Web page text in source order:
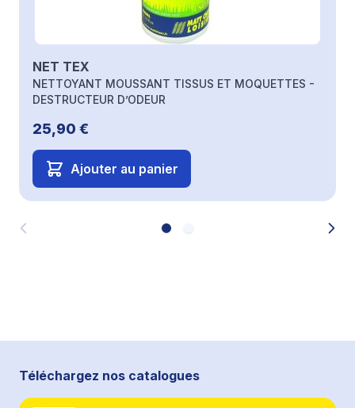
NET TEX
NETTOYANT MOUSSANT TISSUS ET MOQUETTES -
DESTRUCTEUR D’ODEUR
25,90 €
Ajouter au panier
Téléchargez nos catalogues